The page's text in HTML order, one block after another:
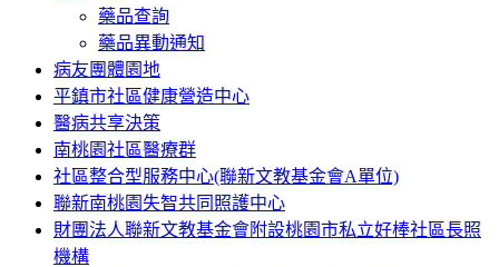
藥品查詢
藥品異動通知
病友團體園地
平鎮市社區健康營造中心
醫病共享決策
南桃園社區醫療群
社區整合型服務中心(聯新文教基金會A單位)
聯新南桃園失智共同照護中心
財團法人聯新文教基金會附設桃園市私立好棒社區長照
機構